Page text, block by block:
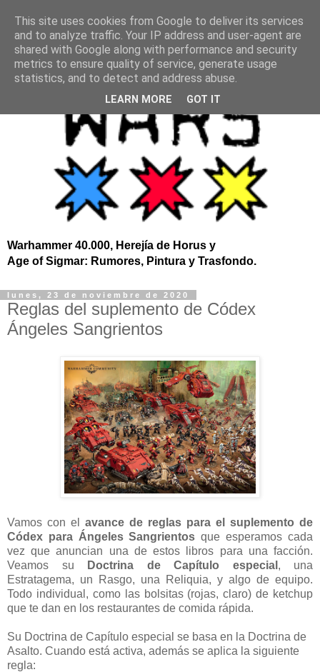
Warhammer 40.000, Herejía de Horus y
Age of Sigmar: Rumores, Pintura y Trasfondo.
lunes, 23 de noviembre de 2020
Reglas del suplemento de Códex
Ángeles Sangrientos
Vamos con el avance de reglas para el suplemento de
Códex para Ángeles Sangrientos que esperamos cada
vez que anuncian una de estos libros para una facción.
Veamos su
Doctrina de Capítulo especial , una
Estratagema, un Rasgo, una Reliquia, y algo de equipo.
Todo individual, como las bolsitas (rojas, claro) de ketchup
que te dan en los restaurantes de comida rápida.
Su Doctrina de Capítulo especial se basa en la Doctrina de
Asalto. Cuando está activa, además se aplica la siguiente
regla:
This site uses cookies from Google to deliver its services
and to analyze traffic. Your IP address and user-agent are
shared with Google along with performance and security
metrics to ensure quality of service, generate usage
statistics, and to detect and address abuse.
LEARN MORE GOT IT